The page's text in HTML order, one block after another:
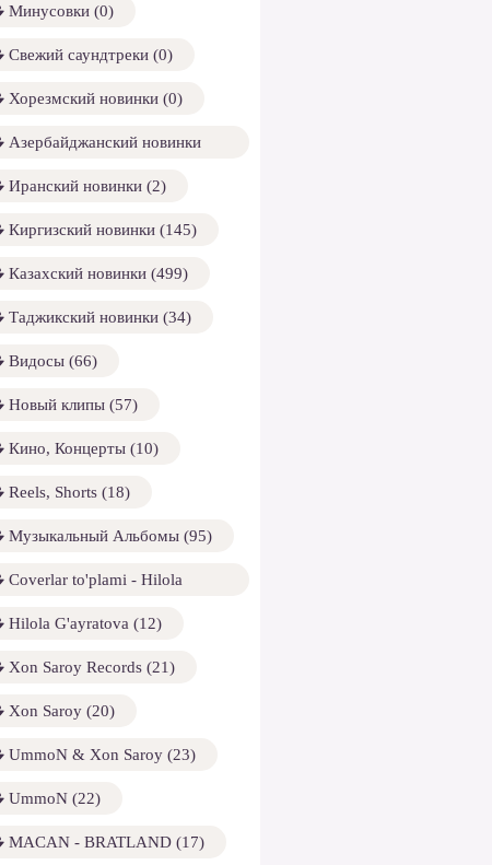
Минусовки (0)
Свежий саундтреки (0)
Хорезмский новинки (0)
Азербайджанский новинки
Иранский новинки (2)
Киргизский новинки (145)
Казахский новинки (499)
Таджикский новинки (34)
Видосы (66)
Новый клипы (57)
Кино, Концерты (10)
Reels, Shorts (18)
Музыкальный Альбомы (95)
Coverlar to'plami - Hilola
(13)
Hilola G'ayratova (12)
Xon Saroy Records (21)
Xon Saroy (20)
UmmoN & Xon Saroy (23)
UmmoN (22)
MACAN - BRATLAND (17)